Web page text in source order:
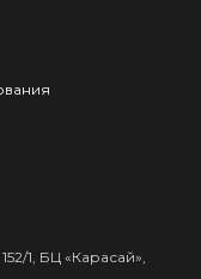
1, БЦ «Карасай»,